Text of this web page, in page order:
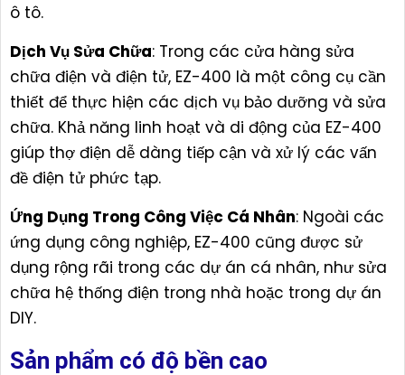
ô tô.
Dịch Vụ Sửa Chữa: Trong các cửa hàng sửa
chữa điện và điện tử, EZ-400 là một công cụ cần
thiết để thực hiện các dịch vụ bảo dưỡng và sửa
chữa. Khả năng linh hoạt và di động của EZ-400
giúp thợ điện dễ dàng tiếp cận và xử lý các vấn
đề điện tử phức tạp.
Ứng Dụng Trong Công Việc Cá Nhân: Ngoài các
ứng dụng công nghiệp, EZ-400 cũng được sử
dụng rộng rãi trong các dự án cá nhân, như sửa
chữa hệ thống điện trong nhà hoặc trong dự án
DIY.
Sản phẩm có độ bền cao